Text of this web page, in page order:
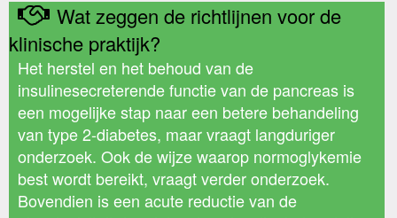
Wat zeggen de richtlijnen voor de
klinische praktijk?
Het herstel en het behoud van de
insulinesecreterende functie van de pancreas is
een mogelijke stap naar een betere behandeling
van type 2-diabetes, maar vraagt langduriger
onderzoek. Ook de wijze waarop normoglykemie
best wordt bereikt, vraagt verder onderzoek.
Bovendien is een acute reductie van de